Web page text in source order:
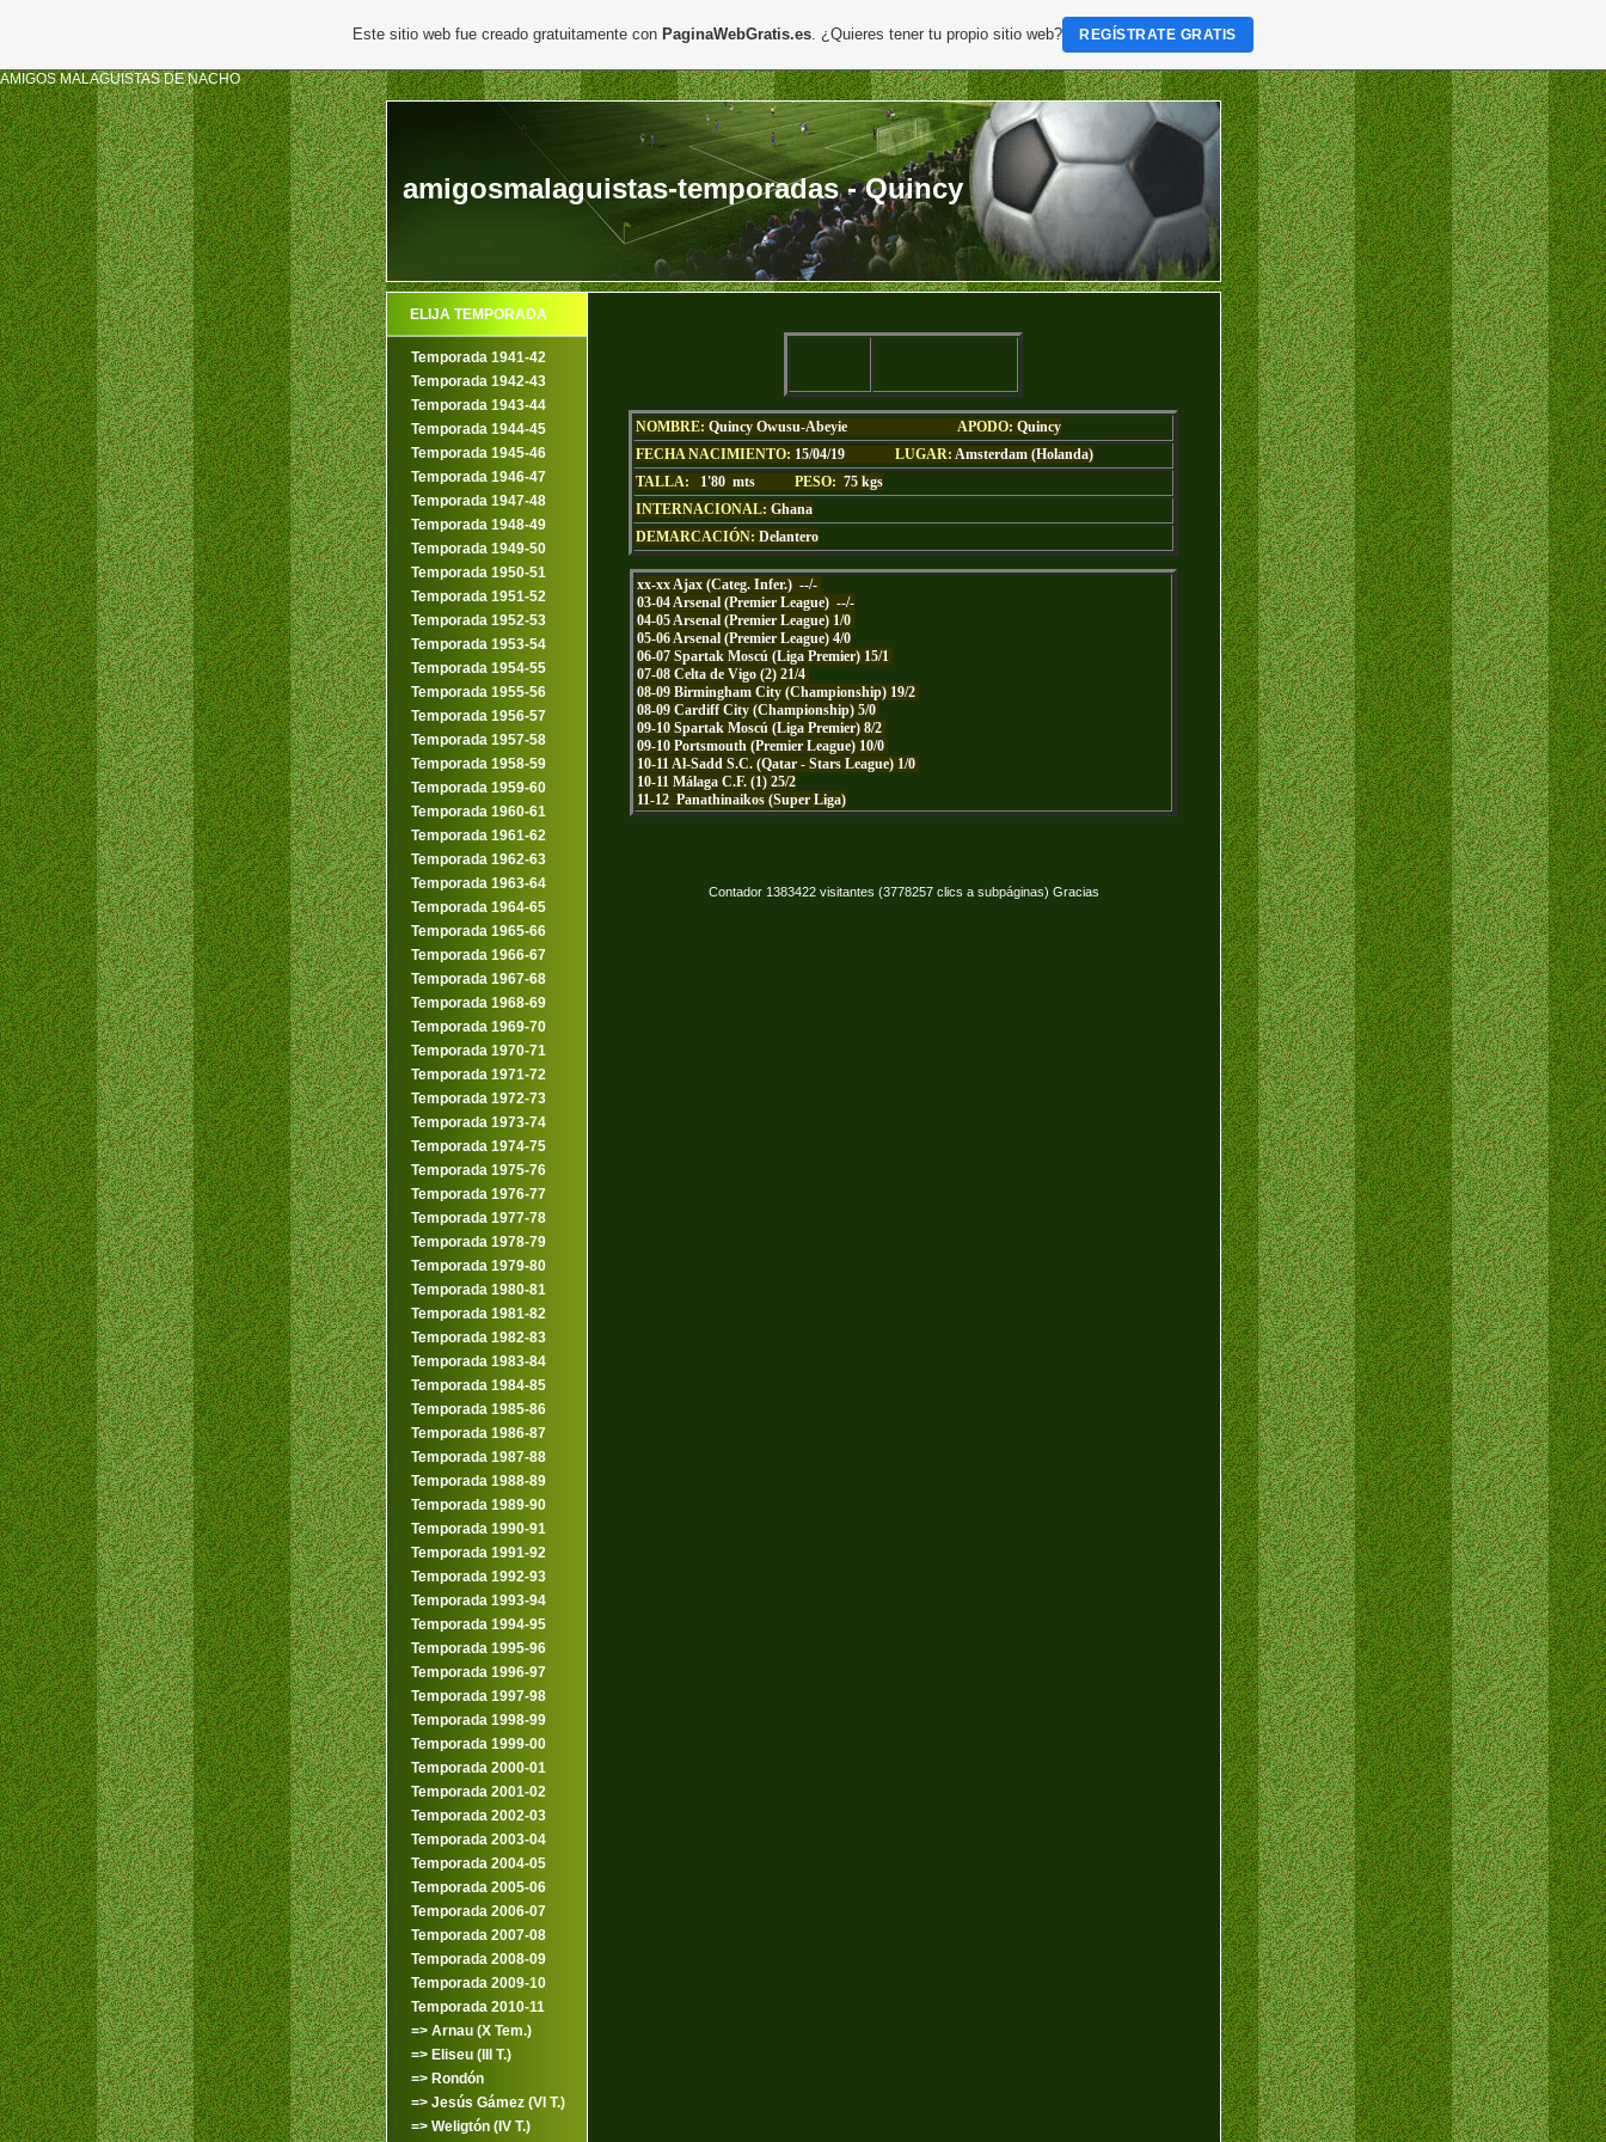
AMIGOS MALAGUISTAS DE NACHO
amigosmalaguistas-temporadas - Quincy
ELIJA TEMPORADA
Temporada 1941-42
Temporada 1942-43
Temporada 1943-44
Temporada 1944-45
Temporada 1945-46
Temporada 1946-47
Temporada 1947-48
Temporada 1948-49
Temporada 1949-50
Temporada 1950-51
Temporada 1951-52
Temporada 1952-53
Temporada 1953-54
Temporada 1954-55
Temporada 1955-56
Temporada 1956-57
Temporada 1957-58
Temporada 1958-59
Temporada 1959-60
Temporada 1960-61
Temporada 1961-62
Temporada 1962-63
Temporada 1963-64
Temporada 1964-65
Temporada 1965-66
Temporada 1966-67
Temporada 1967-68
Temporada 1968-69
Temporada 1969-70
Temporada 1970-71
Temporada 1971-72
Temporada 1972-73
Temporada 1973-74
Temporada 1974-75
Temporada 1975-76
Temporada 1976-77
Temporada 1977-78
Temporada 1978-79
Temporada 1979-80
Temporada 1980-81
Temporada 1981-82
Temporada 1982-83
Temporada 1983-84
Temporada 1984-85
Temporada 1985-86
Temporada 1986-87
Temporada 1987-88
Temporada 1988-89
Temporada 1989-90
Temporada 1990-91
Temporada 1991-92
Temporada 1992-93
Temporada 1993-94
Temporada 1994-95
Temporada 1995-96
Temporada 1996-97
Temporada 1997-98
Temporada 1998-99
Temporada 1999-00
Temporada 2000-01
Temporada 2001-02
Temporada 2002-03
Temporada 2003-04
Temporada 2004-05
Temporada 2005-06
Temporada 2006-07
Temporada 2007-08
Temporada 2008-09
Temporada 2009-10
Temporada 2010-11
=> Arnau (X Tem.)
=> Eliseu (III T.)
=> Rondón
=> Jesús Gámez (VI T.)
=> Weligtón (IV T.)
NOMBRE: Quincy Owusu-Abeyie APODO: Quincy
FECHA NACIMIENTO: 15/04/19 LUGAR: Amsterdam (Holanda)
TALLA: 1'80 mts PESO: 75 kgs
INTERNACIONAL: Ghana
DEMARCACIÓN: Delantero
xx-xx Ajax (Categ. Infer.) --/-
03-04 Arsenal (Premier League) --/-
04-05 Arsenal (Premier League) 1/0
05-06 Arsenal (Premier League) 4/0
06-07 Spartak Moscú (Liga Premier) 15/1
07-08 Celta de Vigo (2) 21/4
08-09 Birmingham City (Championship) 19/2
08-09 Cardiff City (Championship) 5/0
09-10 Spartak Moscú (Liga Premier) 8/2
09-10 Portsmouth (Premier League) 10/0
10-11 Al-Sadd S.C. (Qatar - Stars League) 1/0
10-11 Málaga C.F. (1) 25/2
11-12 Panathinaikos (Super Liga)
Contador 1383422 visitantes (3778257 clics a subpáginas) Gracias
Este sitio web fue creado gratuitamente con PaginaWebGratis.es. ¿Quieres tener tu propio sitio web? REGÍSTRATE GRATIS